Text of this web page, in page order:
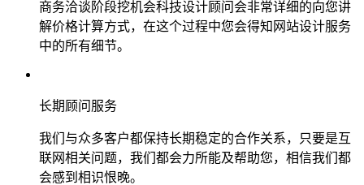
商务洽谈阶段挖机会科技设计顾问会非常详细的向您讲
解价格计算方式，在这个过程中您会得知网站设计服务
中的所有细节。
长期顾问服务
我们与众多客户都保持长期稳定的合作关系，只要是互
联网相关问题，我们都会力所能及帮助您，相信我们都
会感到相识恨晚。